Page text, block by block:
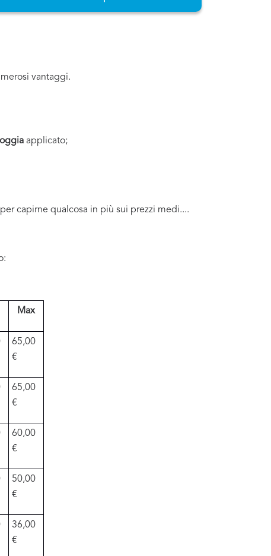
vantaggi.
applicato;
capirne qualcosa in più sui prezzi medi....
Max
65,00
€
65,00
€
60,00
€
50,00
€
36,00
€